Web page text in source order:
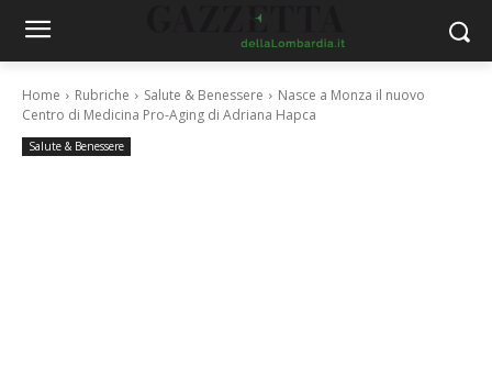
Home Rubriche Salute & Benessere
Nasce a Monza il nuovo
Centro di Medicina Pro-Aging di Adriana Hapca
Salute & Benessere